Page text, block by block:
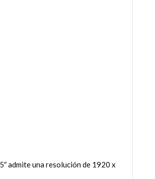
admite una resolución de 1920 x